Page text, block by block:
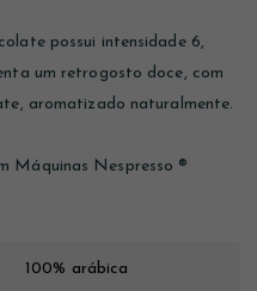
possui intensidade 6,
um retrogosto doce, com
aromatizado naturalmente.
Máquinas Nespresso ®
100% arábica